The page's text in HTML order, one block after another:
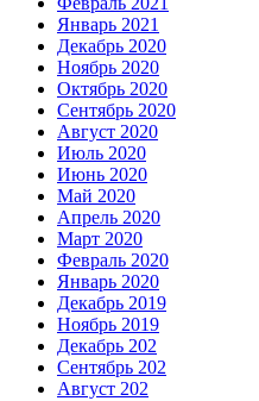
Январь 2021
Декабрь 2020
Ноябрь 2020
Октябрь 2020
Сентябрь 2020
Август 2020
Июль 2020
Июнь 2020
Май 2020
Апрель 2020
Март 2020
Февраль 2020
Январь 2020
Декабрь 2019
Ноябрь 2019
Декабрь 202
Сентябрь 202
Август 202